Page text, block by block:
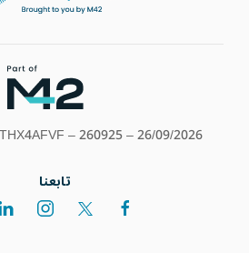
– 260925 – 26/09/2026
تابعنا